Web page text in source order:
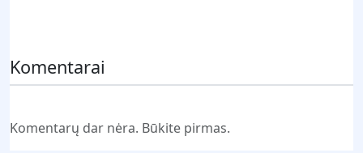
Komentarai
Komentarų dar nėra. Būkite pirmas.